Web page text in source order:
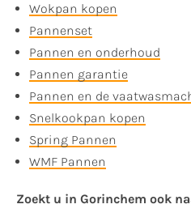
Wokpan kopen
Pannenset
Pannen en onderhoud
Pannen garantie
Pannen en de
Snelkookpan kopen
Spring Pannen
WMF Pannen
Zoekt u in Gorinchem ook